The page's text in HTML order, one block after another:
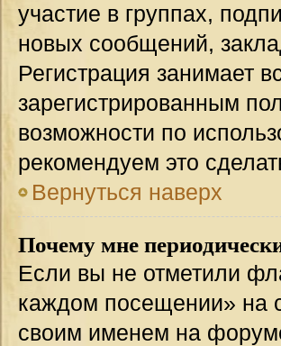
участие в группах,
новых сообщений,
Регистрация занимает
зарегистрированным
возможности по
рекомендуем это
Вернуться наверх
Почему мне
Если вы не отметили
каждом посещении» на
своим именем на